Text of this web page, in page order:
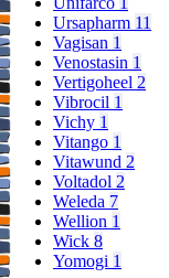
Ursapharm 11
Vagisan 1
Venostasin 1
Vertigoheel 2
Vibrocil 1
Vichy 1
Vitango 1
Vitawund 2
Voltadol 2
Weleda 7
Wellion 1
Wick 8
Yomogi 1